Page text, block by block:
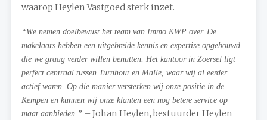
waarop Heylen Vastgoed sterk inzet.
“We nemen doelbewust het team van Immo KWP over. De
makelaars hebben een uitgebreide kennis en expertise opgebouwd
die we graag verder willen benutten. Het kantoor in Zoersel ligt
perfect centraal tussen Turnhout en Malle, waar wij al eerder
actief waren. Op die manier versterken wij onze positie in de
Kempen en kunnen wij onze klanten een nog betere service op
maat aanbieden.” – Johan Heylen, bestuurder Heylen